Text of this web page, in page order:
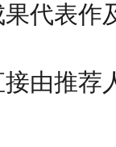
果代表
接由推